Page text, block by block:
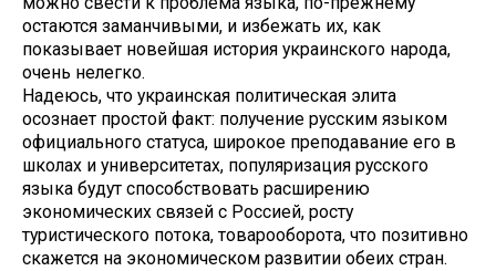
остаются заманчивыми, и избежать их, как
показывает новейшая история украинского народа,
очень нелегко.
Надеюсь, что украинская политическая элита
осознает простой факт: получение русским языком
официального статуса, широкое преподавание его в
школах и университетах, популяризация русского
языка будут способствовать расширению
экономических связей с Россией, росту
туристического потока, товарооборота, что позитивно
скажется на экономическом развитии обеих стран.